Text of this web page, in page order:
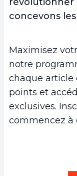
révolutionner
concevons
Maximisez
notre
chaque article
points et
exclusives.
commencez à